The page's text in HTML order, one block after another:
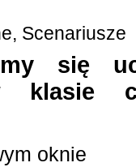
Scenariusze
się
klasie
oknie